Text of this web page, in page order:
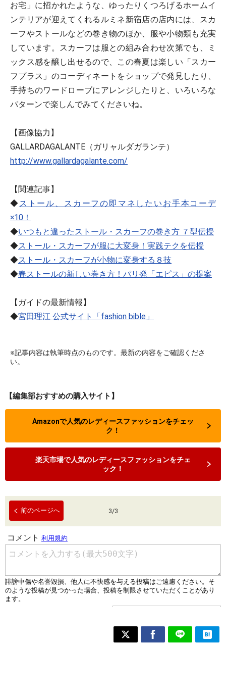
お宅」に招かれたような、ゆったりくつろげるホームイ
ンテリアが迎えてくれるルミネ新宿店の店内には、スカ
ーフやストールなどの巻き物のほか、服や小物類も充実
しています。スカーフは服との組み合わせ次第でも、ミ
ックス感を醸し出せるので、この春夏は楽しい「スカー
フプラス」のコーディネートをショップで発見したり、
手持ちのワードローブにアレンジしたりと、いろいろな
パターンで楽しんでみてくださいね。
【画像協力】
GALLARDAGALANTE（ガリャルダガランテ）
http://www.gallardagalante.com/
【関連記事】
◆ストール、スカーフの即マネしたいお手本コーデ
×10！
◆いつもと違ったストール・スカーフの巻き方 ７型伝授
◆ストール・スカーフが服に大変身！実践テクを伝授
◆ストール・スカーフが小物に変身する８技
◆春ストールの新しい巻き方！パリ発「エピス」の提案
【ガイドの最新情報】
◆宮田理江 公式サイト「fashion bible」
※記事内容は執筆時点のものです。最新の内容をご確認くださ
い。
【編集部おすすめの購入サイト】
Amazonで人気のレディースファッションをチェッ
ク！
楽天市場で人気のレディースファッションをチェ
ック！
前のページへ 3/3